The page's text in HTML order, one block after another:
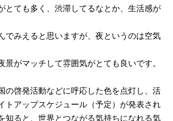
とても多く、渋滞してるなとか、生活感が
でみえると思いますが、夜というのは空気
がマッチして雰囲気がとても良いです。
の啓発活動などに呼応した色を点灯し、活
トアップスケジュール（予定）が発表され
知ると、世界とつながる気持ちになれる気